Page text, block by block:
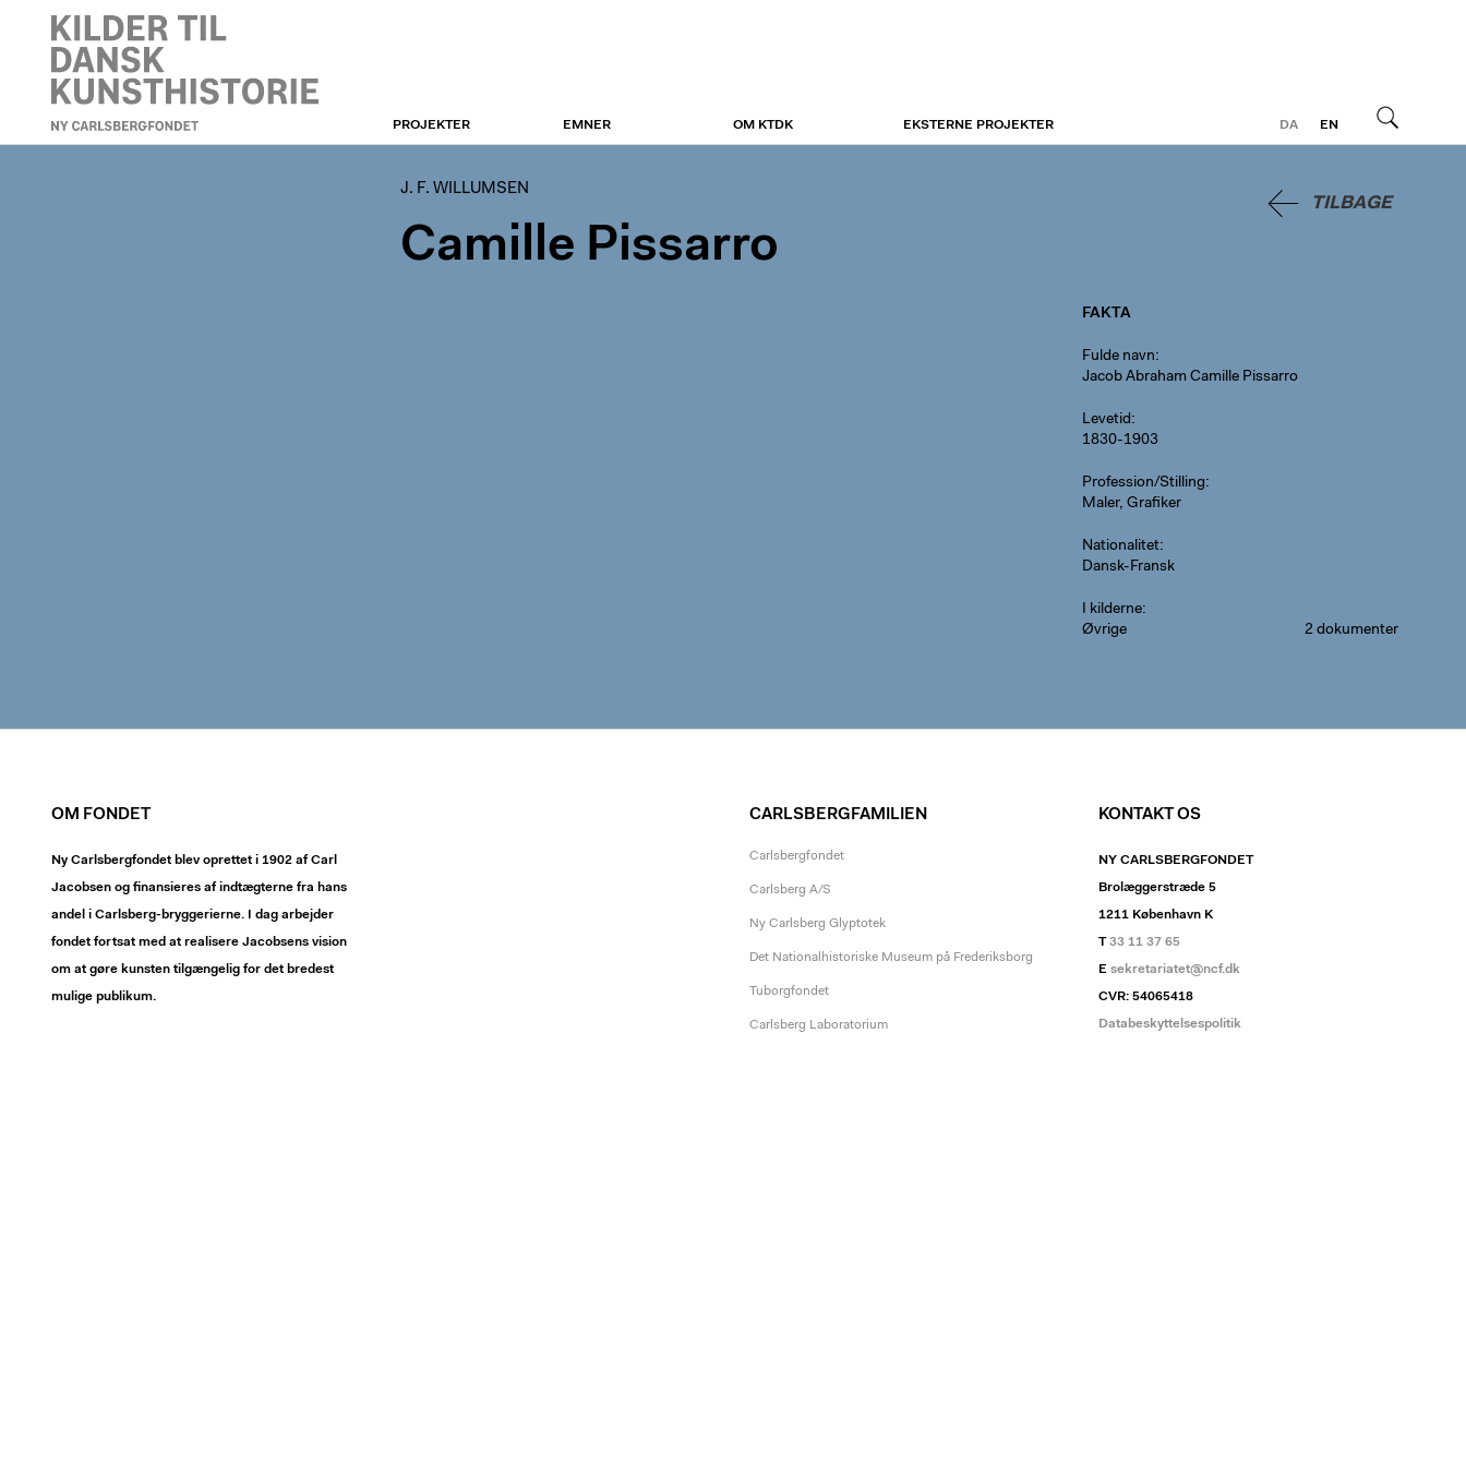
J. F. WILLUMSEN
DA
EN
PROJEKTER EMNER OM KTDK EKSTERNE PROJEKTER
TILBAGE
J. F. WILLUMSEN
Camille Pissarro
FAKTA
Fulde navn
Jacob Abraham Camille Pissarro
Levetid
1830-1903
Profession/Stilling
Maler, Grafiker
Nationalitet
Dansk-Fransk
I kilderne
Øvrige
2 dokumenter
OM FONDET
Ny Carlsbergfondet blev oprettet i 1902 af Carl
Jacobsen og finansieres af indtægterne fra hans
andel i Carlsberg-bryggerierne. I dag arbejder
fondet fortsat med at realisere Jacobsens vision
om at gøre kunsten tilgængelig for det bredest
mulige publikum.
CARLSBERGFAMILIEN
Carlsbergfondet
Carlsberg A/S
Ny Carlsberg Glyptotek
Det Nationalhistoriske Museum på Frederiksborg
Tuborgfondet
Carlsberg Laboratorium
KONTAKT OS
NY CARLSBERGFONDET
Brolæggerstræde 5
1211 København K
T33 11 37 65
E sekretariatet@ncf.dk
CVR: 54065418
Databeskyttelsespolitik